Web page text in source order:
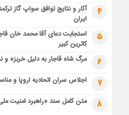
4
آثار و نتایج توافق سواپ گاز
ایران
5
استجابت دعای آقا محمد خان
کاترین کبیر
6 مرگ شاه قاجار به دلیل خربزه
7 اجلاس سران اتحادیه اروپا و
8 متن کامل سند «راهبرد امنیت ملی